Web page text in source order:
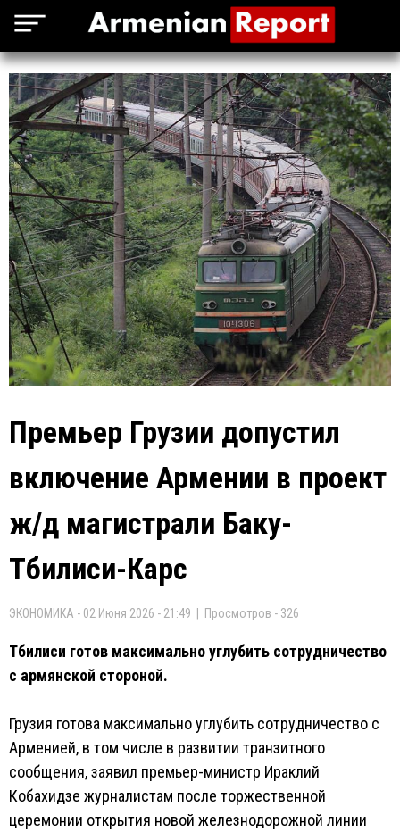
Премьер Грузии допустил
включение Армении в проект
ж/д магистрали Баку-
Тбилиси-Карс
ЭКОНОМИКА - 02 Июня 2026 - 21:49 | Просмотров - 326
Тбилиси готов максимально углубить сотрудничество
с армянской стороной.
Грузия готова максимально углубить сотрудничество с
Арменией, в том числе в развитии транзитного
сообщения, заявил премьер-министр Ираклий
Кобахидзе журналистам после торжественной
церемонии открытия новой железнодорожной линии